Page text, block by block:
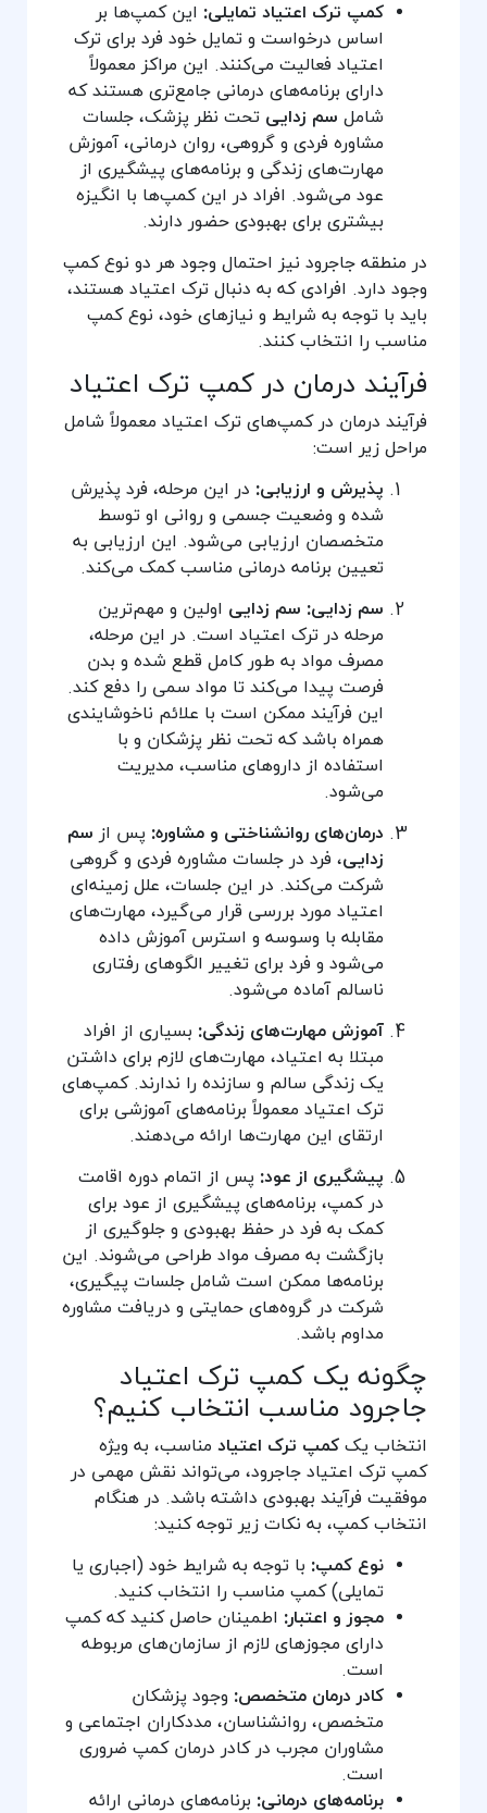
کمپ ترک اعتیاد تمایلی:این کمپ‌ها بر
اساس درخواست و تمایل خود فرد برای ترک
اعتیاد فعالیت می‌کنند. این مراکز معمولاً
دارای برنامه‌های درمانی جامع‌تری هستند که
شاملسم زداییتحت نظر پزشک، جلسات
مشاوره فردی و گروهی، روان درمانی، آموزش
مهارت‌های زندگی و برنامه‌های پیشگیری از
عود می‌شود. افراد در این کمپ‌ها با انگیزه
بیشتری برای بهبودی حضور دارند.
در منطقه جاجرود نیز احتمال وجود هر دو نوع کمپ
وجود دارد. افرادی که به دنبال ترک اعتیاد هستند،
باید با توجه به شرایط و نیازهای خود، نوع کمپ
مناسب را انتخاب کنند.
فرآیند درمان در کمپ ترک اعتیاد
فرآیند درمان در کمپ‌های ترک اعتیاد معمولاً شامل
مراحل زیر است:
پذیرش و ارزیابی:در این مرحله، فرد پذیرش
شده و وضعیت جسمی و روانی او توسط
متخصصان ارزیابی می‌شود. این ارزیابی به
تعیین برنامه درمانی مناسب کمک می‌کند.
سم زدایی: سم زداییاولین و مهم‌ترین
مرحله در ترک اعتیاد است. در این مرحله،
مصرف مواد به طور کامل قطع شده و بدن
فرصت پیدا می‌کند تا مواد سمی را دفع کند.
این فرآیند ممکن است با علائم ناخوشایندی
همراه باشد که تحت نظر پزشکان و با
استفاده از داروهای مناسب، مدیریت
می‌شود.
درمان‌های روانشناختی و مشاوره:پس از سم
زدایی، فرد در جلسات مشاوره فردی و گروهی
شرکت می‌کند. در این جلسات، علل زمینه‌ای
اعتیاد مورد بررسی قرار می‌گیرد، مهارت‌های
مقابله با وسوسه و استرس آموزش داده
می‌شود و فرد برای تغییر الگوهای رفتاری
ناسالم آماده می‌شود.
آموزش مهارت‌های زندگی:بسیاری از افراد
مبتلا به اعتیاد، مهارت‌های لازم برای داشتن
یک زندگی سالم و سازنده را ندارند. کمپ‌های
ترک اعتیاد معمولاً برنامه‌های آموزشی برای
ارتقای این مهارت‌ها ارائه می‌دهند.
پیشگیری از عود:پس از اتمام دوره اقامت
در کمپ، برنامه‌های پیشگیری از عود برای
کمک به فرد در حفظ بهبودی و جلوگیری از
بازگشت به مصرف مواد طراحی می‌شوند. این
برنامه‌ها ممکن است شامل جلسات پیگیری،
شرکت در گروه‌های حمایتی و دریافت مشاوره
مداوم باشد.
چگونه یک کمپ ترک اعتیاد
جاجرود مناسب انتخاب کنیم؟
انتخاب یک کمپ ترک اعتیادمناسب، به ویژه
کمپ ترک اعتیاد جاجرود، می‌تواند نقش مهمی در
موفقیت فرآیند بهبودی داشته باشد. در هنگام
انتخاب کمپ، به نکات زیر توجه کنید:
نوع کمپ:با توجه به شرایط خود (اجباری یا
تمایلی) کمپ مناسب را انتخاب کنید.
مجوز و اعتبار:اطمینان حاصل کنید که کمپ
دارای مجوزهای لازم از سازمان‌های مربوطه
است.
کادر درمان متخصص:وجود پزشکان
متخصص، روانشناسان، مددکاران اجتماعی و
مشاوران مجرب در کادر درمان کمپ ضروری
است.
برنامه‌های درمانی:برنامه‌های درمانی ارائه